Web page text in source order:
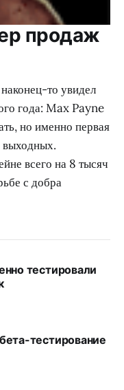
продаж
то увидел
года: Max Payne
но именно первая
всего на 8 тысяч
с добра
тестировали
тестирование